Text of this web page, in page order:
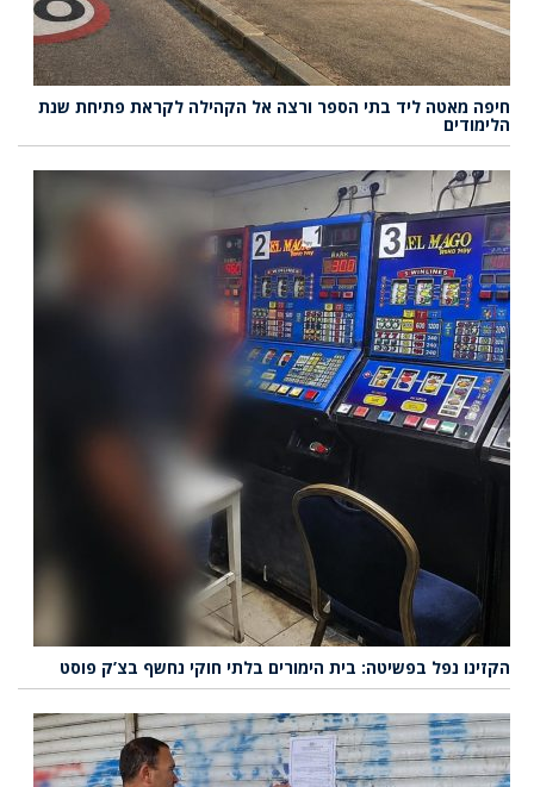
חיפה מאטה ליד בתי הספר ורצה אל הקהילה לקראת פתיחת שנת
הלימודים
הקזינו נפל בפשיטה: בית הימורים בלתי חוקי נחשף בצ’ק פוסט